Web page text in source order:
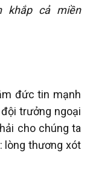
khắp cả miền
đức tin mạnh
trưởng ngoại
cho chúng ta
lòng thương xót